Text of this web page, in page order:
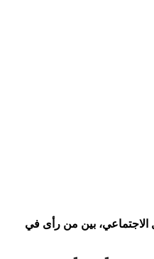
الاجتماعي، بين من رأى في